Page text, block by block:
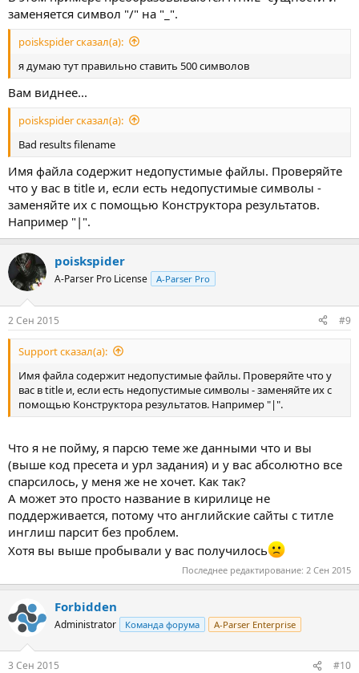
заменяется символ "/" на "_".
poiskspider сказал(а):
я думаю тут правильно ставить 500 символов
Вам виднее...
poiskspider сказал(а):
Bad results filename
Имя файла содержит недопустимые файлы. Проверяйте
что у вас в title и, если есть недопустимые символы -
заменяйте их с помощью Конструктора результатов.
Например "|".
poiskspider
A-Parser Pro License A-Parser Pro
2 Сен 2015 #9
Support сказал(а):
Имя файла содержит недопустимые файлы. Проверяйте что у
вас в title и, если есть недопустимые символы - заменяйте их с
помощью Конструктора результатов. Например "|".
Что я не пойму, я парсю теме же данными что и вы
(выше код пресета и урл задания) и у вас абсолютно все
спарсилось, у меня же не хочет. Как так?
А может это просто название в кирилице не
поддерживается, потому что английские сайты с титле
инглиш парсит без проблем.
Хотя вы выше пробывали у вас получилось
Последнее редактирование: 2 Сен 2015
Forbidden
Administrator Команда форума A-Parser Enterprise
3 Сен 2015 #10